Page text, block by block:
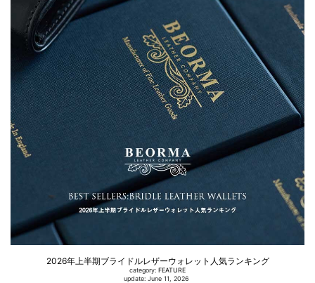
2026年上半期ブライドルレザーウォレット人気ランキング
category: FEATURE
update: June 11, 2026